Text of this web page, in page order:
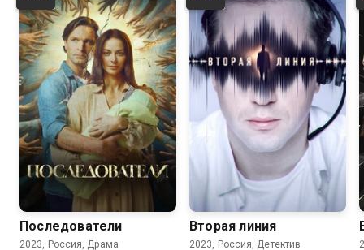
6.8
Последователи
2023, Россия, Драма
6.0
Вторая линия
2023, Россия, Детектив